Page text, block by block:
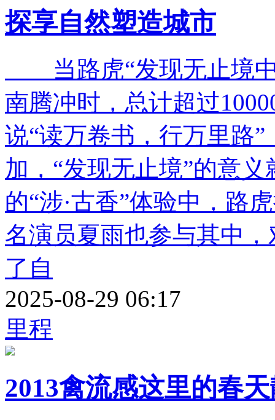
探享自然塑造城市
当路虎“发现无止境中
南腾冲时，总计超过
说“读万卷书，行万里路
加，“发现无止境”的意
的“涉·古香”体验中，路
名演员夏雨也参与其中
了自
2025-08-29 06:17
里程
2013禽流感这里的春